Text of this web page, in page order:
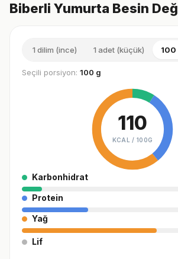
Biberli Yumurta Besin
1 dilim (ince) 1 adet (küçük) 100
Seçili porsiyon: 100 g
110
KCAL / 100G
Karbonhidrat
Protein
Yağ
Lif